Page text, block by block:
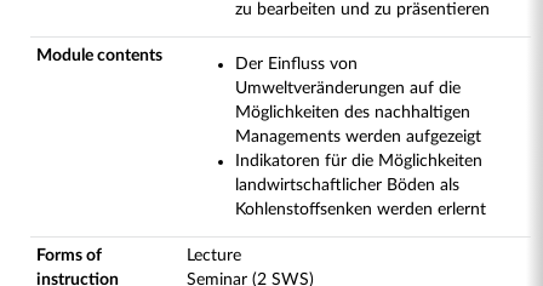
zu bearbeiten und zu präsentieren
Module contents
Der Einfluss von
Umweltveränderungen auf die
Möglichkeiten des nachhaltigen
Managements werden aufgezeigt
Indikatoren für die Möglichkeiten
landwirtschaftlicher Böden als
Kohlenstoffsenken werden erlernt
Forms of
instruction
Lecture
Seminar (2 SWS)